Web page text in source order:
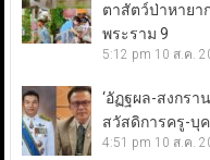
ตาสัตว์ป่าหายา
พระราม 9
5:12 pm 10 ส.ค.
‘อัฏฐผล-สงกรา
สวัสดิการครู-บุ
4:51 pm 10 ส.ค.